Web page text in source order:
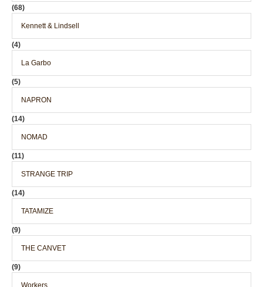
(68)
Kennett & Lindsell
(4)
La Garbo
(5)
NAPRON
(14)
NOMAD
(11)
STRANGE TRIP
(14)
TATAMIZE
(9)
THE CANVET
(9)
Workers